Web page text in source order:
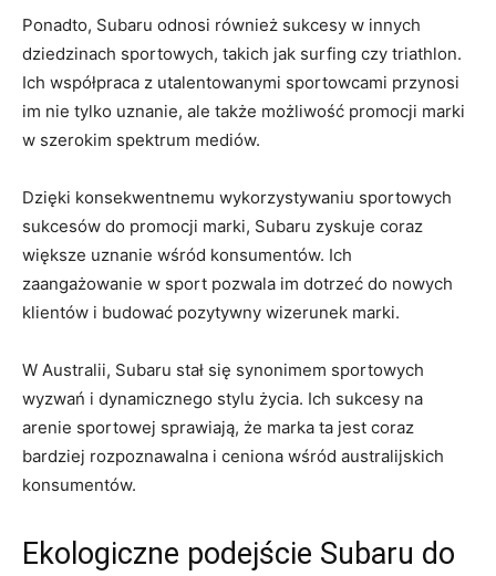
Ponadto, Subaru odnosi również ​sukcesy w innych
dziedzinach sportowych, takich‌ jak surfing ⁣czy triathlon.‍
Ich‍ współpraca z utalentowanymi sportowcami przynosi
⁤im nie tylko uznanie, ale także ⁣możliwość promocji⁤ marki
w szerokim​ spektrum mediów.
Dzięki konsekwentnemu wykorzystywaniu sportowych
sukcesów⁤ do promocji marki, Subaru zyskuje coraz
większe uznanie‌ wśród konsumentów. Ich
zaangażowanie w sport pozwala im dotrzeć do ‌nowych
klientów i budować pozytywny wizerunek marki.
W Australii, ⁣Subaru stał się ⁣synonimem sportowych
wyzwań‌ i dynamicznego stylu ​życia. Ich sukcesy na
arenie sportowej ​sprawiają, że marka ta jest coraz
bardziej rozpoznawalna i ceniona‌ wśród australijskich
konsumentów.
Ekologiczne podejście Subaru do